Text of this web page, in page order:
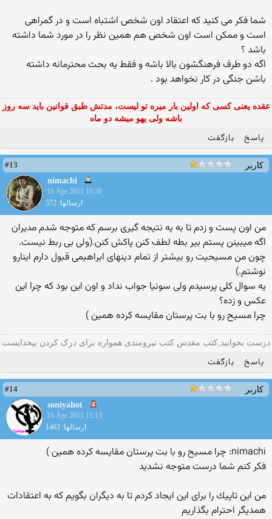
شما فکر می کنید که اعتقاد اون شخص اشتباه است و در گمراهی
است و ممکن است اون شخص هم همین نظر را در مورد شما داشته
باشد ؟
اگه دو طرف فرهنگشون بالا باشه و فقط یه بحث محترمانه داشته
باشن جنگی در كار نخواهد بود .
عقده یعنی کسی که اولین بار میره تو لیست، مدتش طبق قوانین باید سه روز
باشه ولی یهو میشه دو ماه
پاسخ بازگفت
کاربر
#13
nimachi
16 Apr 2011 10:50
ارسالها: 572
من اون پست و زدم تا به یه نتیجه گیری برسم كه متوجه شدم مدیران
اگه میبینن پستم بیر بطه لطف كنن پاكش كنن.(ولی بی ربط نیست.
چون من مسیحیت رو بیشتر از تمام دینهای ابراهیمی قبول دارم اینارو
نوشتم.)
یه سوال كلی پرسیدم ولی سونیا جواب نداد و اون این بود كه چرا این
عكس و زده؟
چرا مسیح رو با بت پرستان مقایسه كرده همین )
درست بخوانید,کتب مقدس کتب نیرومندی همواره برای درک کردن بیخدایست
پاسخ بازگفت
کاربر
#14
soniyahot
16 Apr 2011 11:13
ارسالها: 1463
nimachi: چرا مسیح رو با بت پرستان مقایسه كرده همین )
فكر كنم شما درست متوجه نشدید
من این تاپیك را برای این ایجاد كردم تا به دیگران بگویم كه به اعتقادات
همدیگر احترام بگذاریم